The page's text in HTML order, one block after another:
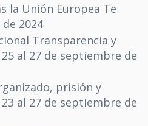
la Unión Europea Te
2024
Transparencia y
al 27 de septiembre de
prisión y
al 27 de septiembre de